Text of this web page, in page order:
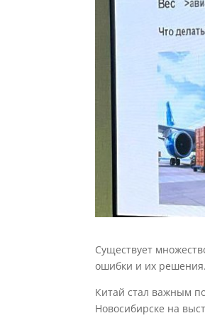
Существует
ошибки и их решения.
Китай стал важным
Новосибирске на